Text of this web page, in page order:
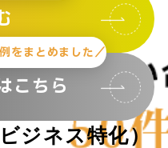
をまとめました／
こちら
ジネス特化）